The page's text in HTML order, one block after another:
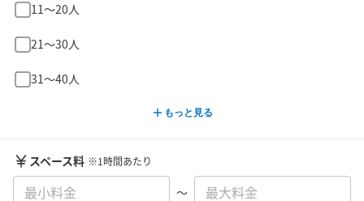
11〜20人
21〜30人
31〜40人
もっと見る
スペース料 ※1時間あたり
〜